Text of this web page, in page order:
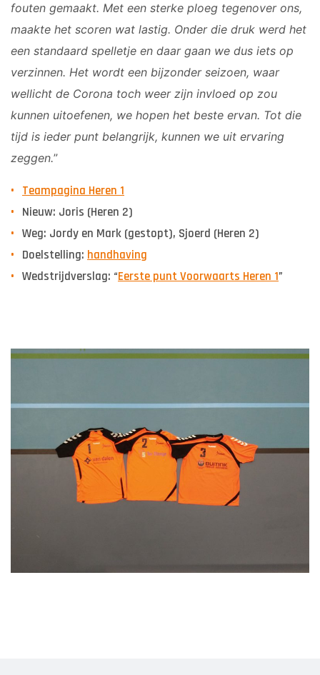
fouten gemaakt. Met een sterke ploeg tegenover ons,
maakte het scoren wat lastig. Onder die druk werd het
een standaard spelletje en daar gaan we dus iets op
verzinnen. Het wordt een bijzonder seizoen, waar
wellicht de Corona toch weer zijn invloed op zou
kunnen uitoefenen, we hopen het beste ervan. Tot die
tijd is ieder punt belangrijk, kunnen we uit ervaring
zeggen.”
Teampagina Heren 1
Nieuw: Joris (Heren 2)
Weg: Jordy en Mark (gestopt), Sjoerd (Heren 2)
Doelstelling: handhaving
Wedstrijdverslag: “Eerste punt Voorwaarts Heren 1”